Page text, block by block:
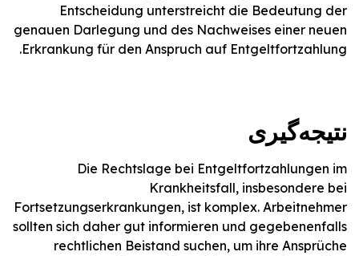
Entscheidung unterstreicht die Bedeutung der
genauen Darlegung und des Nachweises einer neuen
Erkrankung für den Anspruch auf Entgeltfortzahlung.
نتیجه‌گیری
Die Rechtslage bei Entgeltfortzahlungen im
Krankheitsfall, insbesondere bei
Fortsetzungserkrankungen, ist komplex. Arbeitnehmer
sollten sich daher gut informieren und gegebenenfalls
rechtlichen Beistand suchen, um ihre Ansprüche